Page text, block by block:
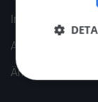
Imprint/
Allgemeine
Ändern Sie Ihre